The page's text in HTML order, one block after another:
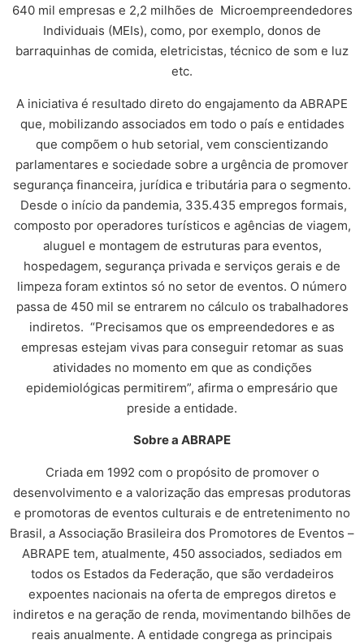
640 mil empresas e 2,2 milhões de Microempreendedores
Individuais (MEIs), como, por exemplo, donos de
barraquinhas de comida, eletricistas, técnico de som e luz
etc.
A iniciativa é resultado direto do engajamento da ABRAPE
que, mobilizando associados em todo o país e entidades
que compõem o hub setorial, vem conscientizando
parlamentares e sociedade sobre a urgência de promover
segurança financeira, jurídica e tributária para o segmento.
Desde o início da pandemia, 335.435 empregos formais,
composto por operadores turísticos e agências de viagem,
aluguel e montagem de estruturas para eventos,
hospedagem, segurança privada e serviços gerais e de
limpeza foram extintos só no setor de eventos. O número
passa de 450 mil se entrarem no cálculo os trabalhadores
indiretos. “Precisamos que os empreendedores e as
empresas estejam vivas para conseguir retomar as suas
atividades no momento em que as condições
epidemiológicas permitirem”, afirma o empresário que
preside a entidade.
Sobre a ABRAPE
Criada em 1992 com o propósito de promover o
desenvolvimento e a valorização das empresas produtoras
e promotoras de eventos culturais e de entretenimento no
Brasil, a Associação Brasileira dos Promotores de Eventos –
ABRAPE tem, atualmente, 450 associados, sediados em
todos os Estados da Federação, que são verdadeiros
expoentes nacionais na oferta de empregos diretos e
indiretos e na geração de renda, movimentando bilhões de
reais anualmente. A entidade congrega as principais